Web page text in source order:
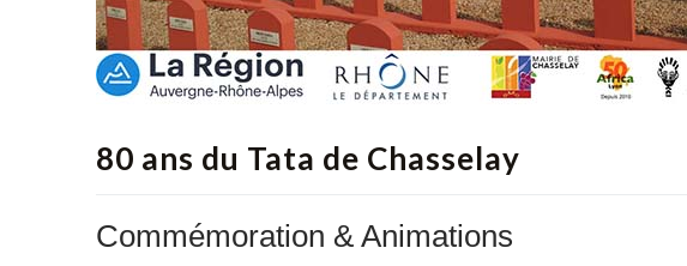
80 ans du Tata de Chasselay
Commémoration & Animations